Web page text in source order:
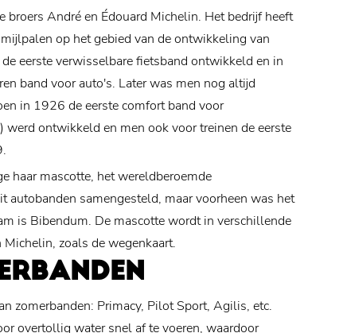
André en Édouard Michelin. Het bedrijf heeft
op het gebied van de ontwikkeling van
eerste verwisselbare fietsband ontwikkeld en in
band voor auto's. Later was men nog altijd
in 1926 de eerste comfort band voor
ontwikkeld en men ook voor treinen de eerste
haar mascotte, het wereldberoemde
autobanden samengesteld, maar voorheen was het
is Bibendum. De mascotte wordt in verschillende
zoals de wegenkaart.
zomerbanden: Primacy, Pilot Sport, Agilis, etc.
overtollig water snel af te voeren, waardoor